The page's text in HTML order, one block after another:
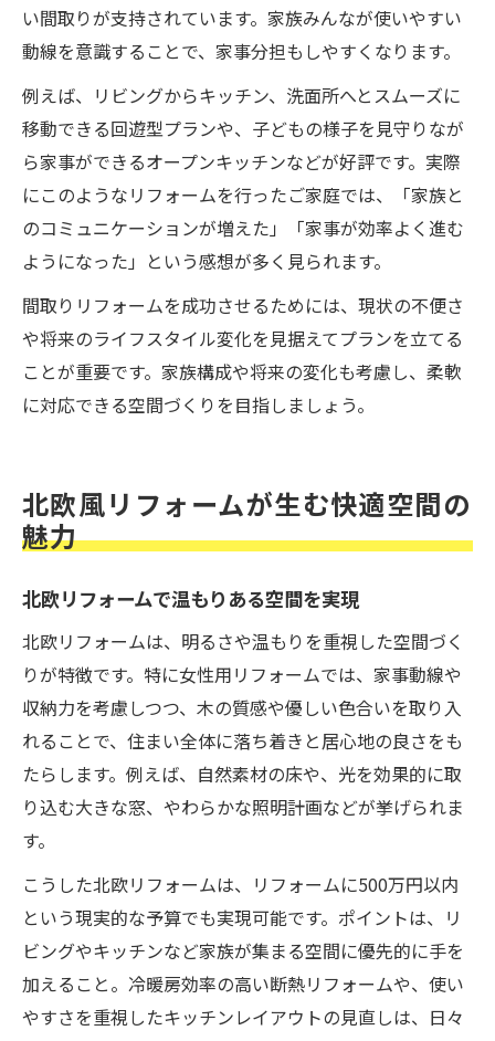
い間取りが支持されています。家族みんなが使いやすい
動線を意識することで、家事分担もしやすくなります。
例えば、リビングからキッチン、洗面所へとスムーズに
移動できる回遊型プランや、子どもの様子を見守りなが
ら家事ができるオープンキッチンなどが好評です。実際
にこのようなリフォームを行ったご家庭では、「家族と
のコミュニケーションが増えた」「家事が効率よく進む
ようになった」という感想が多く見られます。
間取りリフォームを成功させるためには、現状の不便さ
や将来のライフスタイル変化を見据えてプランを立てる
ことが重要です。家族構成や将来の変化も考慮し、柔軟
に対応できる空間づくりを目指しましょう。
北欧風リフォームが生む快適空間の
魅力
北欧リフォームで温もりある空間を実現
北欧リフォームは、明るさや温もりを重視した空間づく
りが特徴です。特に女性用リフォームでは、家事動線や
収納力を考慮しつつ、木の質感や優しい色合いを取り入
れることで、住まい全体に落ち着きと居心地の良さをも
たらします。例えば、自然素材の床や、光を効果的に取
り込む大きな窓、やわらかな照明計画などが挙げられま
す。
こうした北欧リフォームは、リフォームに500万円以内
という現実的な予算でも実現可能です。ポイントは、リ
ビングやキッチンなど家族が集まる空間に優先的に手を
加えること。冷暖房効率の高い断熱リフォームや、使い
やすさを重視したキッチンレイアウトの見直しは、日々